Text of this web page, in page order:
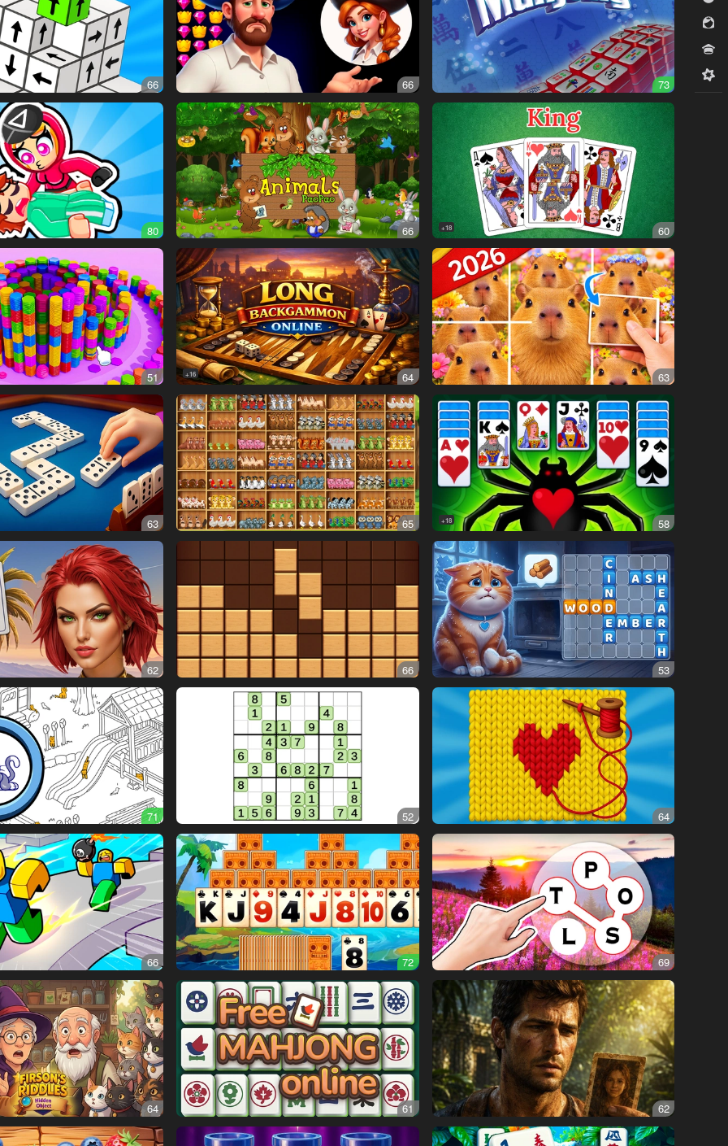
للبنات
مسابقات
ميدكور
73
66
66
60
18+
66
80
63
64
16+
51
58
18+
65
63
53
66
62
64
52
71
69
72
66
62
61
64